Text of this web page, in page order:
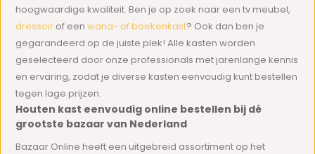
hoogwaardige kwaliteit. Ben je op zoek naar een tv meubel,
dressoir of eenwand- of boekenkast? Ook dan ben je
gegarandeerd op de juiste plek! Alle kasten worden
geselecteerd door onze professionals met jarenlange kennis
en ervaring, zodat je diverse kasten eenvoudig kunt bestellen
tegen lage prijzen.
Houten kast eenvoudig online bestellen bij dé
grootste bazaar van Nederland
Bazaar Online heeft een uitgebreid assortiment op het